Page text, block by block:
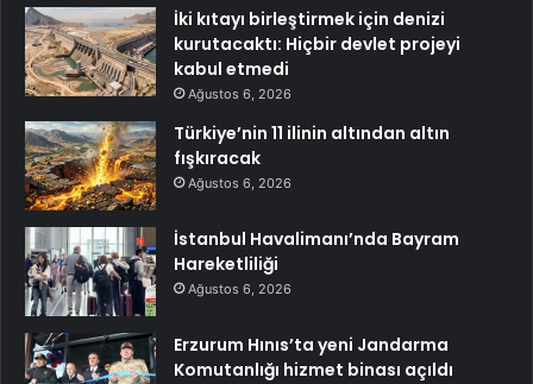
İki kıtayı birleştirmek için denizi
kurutacaktı: Hiçbir devlet projeyi
kabul etmedi
Ağustos 6, 2026
Türkiye’nin 11 ilinin altından altın
fışkıracak
Ağustos 6, 2026
İstanbul Havalimanı’nda Bayram
Hareketliliği
Ağustos 6, 2026
Erzurum Hınıs’ta yeni Jandarma
Komutanlığı hizmet binası açıldı